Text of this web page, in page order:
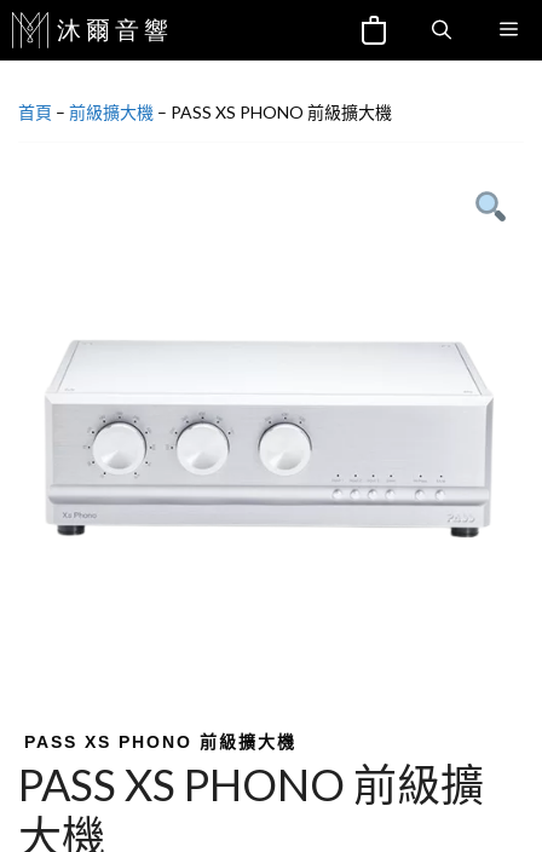
跳
至
首頁 – 前級擴大機 – PASS XS PHONO 前級擴大機
PASS XS PHONO 前級擴大機
PASS XS PHONO 前級擴
大機